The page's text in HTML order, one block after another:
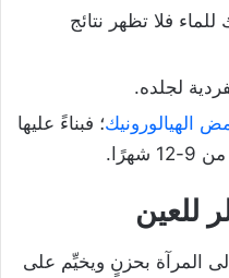
فلا تظهر نتائج
لجلده.
الهيالورونيك؛ فبناءً عليها
للعين
المرآة بحزنٍ ويخيِّم على